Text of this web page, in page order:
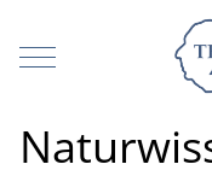
Mobile Menu